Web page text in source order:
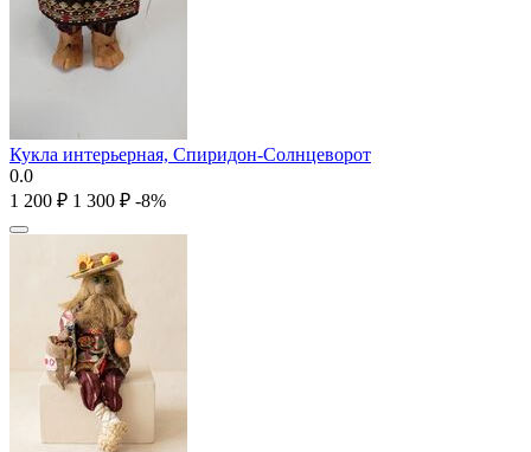
Кукла интерьерная, Спиридон-Солнцеворот
0.0
1 200 ₽ 1 300 ₽ -8%